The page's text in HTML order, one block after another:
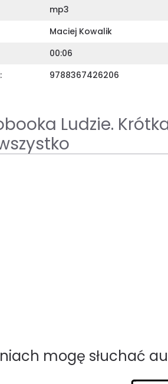
mp3
Maciej Kowalik
00:06
9788367426206
Ludzie.
mogę słuchać